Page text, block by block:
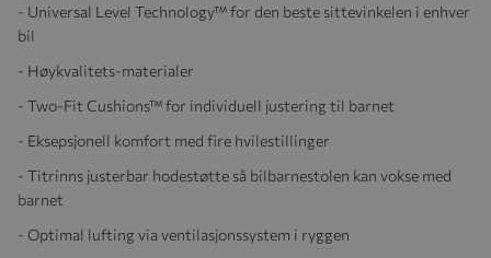
- Universal Level Technology™ for den beste sittevinkelen i enhver
bil
- Høykvalitets-materialer
- Two-Fit Cushions™ for individuell justering til barnet
- Eksepsjonell komfort med fire hvilestillinger
- Titrinns justerbar hodestøtte så bilbarnestolen kan vokse med
barnet
- Optimal lufting via ventilasjonssystem i ryggen